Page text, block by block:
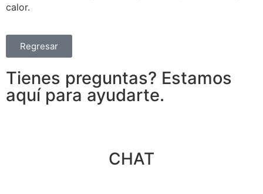
calor.
Regresar
Tienes preguntas? Estamos
aquí para ayudarte.
CHAT